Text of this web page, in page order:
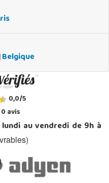
Belgique
0,0/5
0avis
lundi au vendredi de 9h à